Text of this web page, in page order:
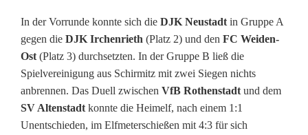
p
e
l
-
F
In der Vorrunde konnte sich die DJK Neustadt in Gruppe A
gegen die DJK Irchenrieth (Platz 2) und den FC Weiden-
Ost (Platz 3) durchsetzten. In der Gruppe B ließ die
Spielvereinigung aus Schirmitz mit zwei Siegen nichts
anbrennen. Das Duell zwischen VfB Rothenstadt und dem
SV Altenstadt konnte die Heimelf, nach einem 1:1
Unentschieden, im Elfmeterschießen mit 4:3 für sich